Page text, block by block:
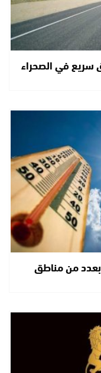
في الصحراء
بعدد من مناطق